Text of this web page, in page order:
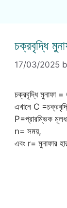
চক্রবৃদ্ধি
17/03/2025
চক্রবৃদ্ধি মুনাফা
এখানে C
P=প্রারম্ভিক
n= সময়,
এবং r= মুনাফার